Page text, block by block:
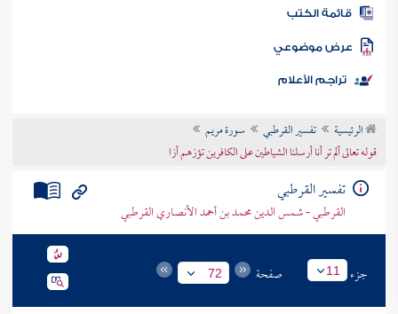
المكتبة
الكتب
موضوعي
تراجم الأعلام
الرئيسية تفسير القرطبي
سورة مريم
قوله تعالى ألم تر أنا أرسلنا الشياطين على الكافرين تؤزهم أزا
تفسير القرطبي
القرطبي - شمس الدين محمد بن أحمد الأنصاري القرطبي
جزء 11 صفحة 72